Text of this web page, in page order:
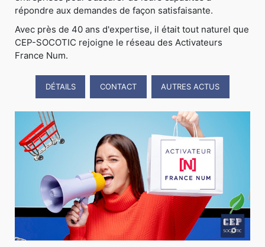
répondre aux demandes de façon satisfaisante.
Avec près de 40 ans d'expertise, il était tout naturel que
CEP-SOCOTIC rejoigne le réseau des Activateurs
France Num.
DÉTAILS CONTACT AUTRES ACTUS